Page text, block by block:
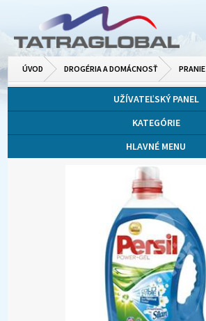
ÚVOD DROGÉRIA A DOMÁCNOSŤ PRANIE
UŽÍVATEĽSKÝ PANEL
KATEGÓRIE
HLAVNÉ MENU